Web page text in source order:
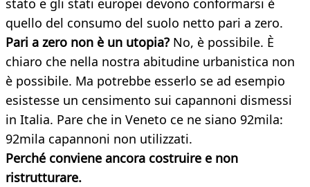
stato e gli stati europei devono conformarsi è
quello del consumo del suolo netto pari a zero.
Pari a zero non è un utopia? No, è possibile. È
chiaro che nella nostra abitudine urbanistica non
è possibile. Ma potrebbe esserlo se ad esempio
esistesse un censimento sui capannoni dismessi
in Italia. Pare che in Veneto ce ne siano 92mila:
92mila capannoni non utilizzati.
Perché conviene ancora costruire e non
ristrutturare.